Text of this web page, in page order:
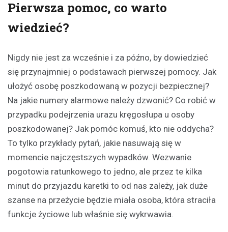
Pierwsza pomoc, co warto
wiedzieć?
Nigdy nie jest za wcześnie i za późno, by dowiedzieć
się przynajmniej o podstawach pierwszej pomocy. Jak
ułożyć osobę poszkodowaną w pozycji bezpiecznej?
Na jakie numery alarmowe należy dzwonić? Co robić w
przypadku podejrzenia urazu kręgosłupa u osoby
poszkodowanej? Jak pomóc komuś, kto nie oddycha?
To tylko przykłady pytań, jakie nasuwają się w
momencie najczęstszych wypadków. Wezwanie
pogotowia ratunkowego to jedno, ale przez te kilka
minut do przyjazdu karetki to od nas zależy, jak duże
szanse na przeżycie będzie miała osoba, która straciła
funkcje życiowe lub właśnie się wykrwawia.